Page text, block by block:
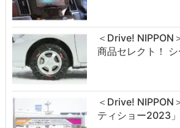
＜Drive! NIPPON
商品セレクト！
＜Drive! NIPPON
ティショー2023